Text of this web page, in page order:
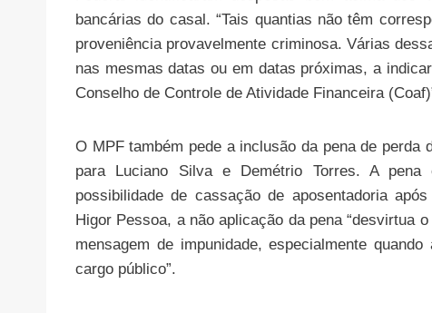
bancárias do casal. “Tais quantias não têm
proveniência provavelmente criminosa. Várias
nas mesmas datas ou em datas próximas, a
Conselho de Controle de Atividade Financeira
O MPF também pede a inclusão da pena de perda
para Luciano Silva e Demétrio Torres. A
possibilidade de cassação de aposentadoria
Higor Pessoa, a não aplicação da pena “desvirtua
mensagem de impunidade, especialmente
cargo público”.